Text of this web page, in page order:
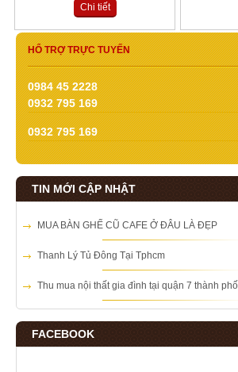
Chi tiết
HỔ TRỢ TRỰC TUYẾN
0984 45 2228
0932 795 169
0932 795 169
TIN MỚI CẬP NHẬT
MUA BÀN GHẾ CŨ CAFE Ở ĐÂU LÀ ĐẸP
Thanh Lý Tủ Đông Tại Tphcm
Thu mua nội thất gia đình tại quận 7 thành
FACEBOOK